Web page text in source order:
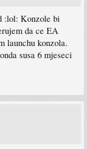
:lol: Konzole bi
da ce EA
launchu konzola.
susa 6 mjeseci